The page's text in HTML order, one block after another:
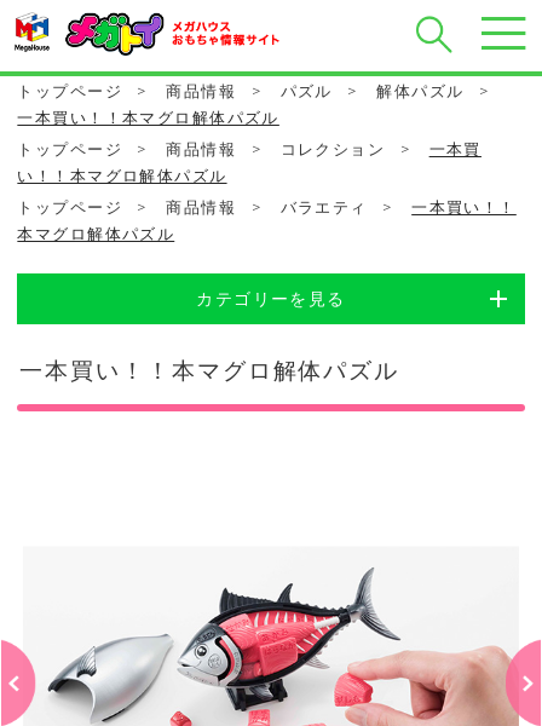
トップページ > 商品情報 > パズル > 解体パズル
>
一本買い！！本マグロ解体パズル
トップページ
> 商品情報 > コレクション >
一本買
い！！本マグロ解体パズル
トップページ
> 商品情報 > バラエティ >
一本買い！！
本マグロ解体パズル
カテゴリーを見る
一本買い！！本マグロ解体パズル